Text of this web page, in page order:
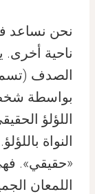
نحن نساعد
ناحية
الصدف
بواسطة
اللؤلؤ
النواة
«حقيقي».
اللمعان